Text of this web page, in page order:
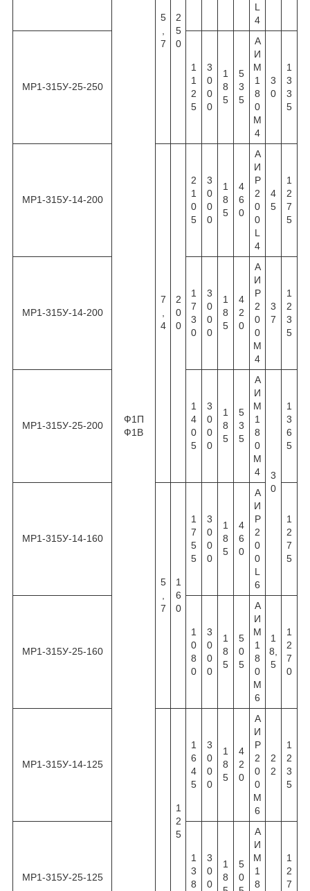
Ф1П
Ф1В
5
7
2
5
0
L
4
МР1-315У-25-250
1
1
2
5
3
0
0
0
1
8
5
5
3
5
А
И
М
1
8
0
М
4
3
0
1
3
3
5
МР1-315У-14-200
7
4
2
0
0
2
1
0
5
3
0
0
0
1
8
5
4
6
0
А
И
Р
2
0
0
L
4
4
5
1
2
7
5
МР1-315У-14-200
1
7
3
0
3
0
0
0
1
8
5
4
2
0
А
И
Р
2
0
0
М
4
3
7
1
2
3
5
МР1-315У-25-200
1
4
0
5
3
0
0
0
1
8
5
5
3
5
А
И
М
1
8
0
М
4
3
0
1
3
6
5
МР1-315У-14-160
5
7
1
6
0
1
7
5
5
3
0
0
0
1
8
5
4
6
0
А
И
Р
2
0
0
L
6
1
2
7
5
МР1-315У-25-160
1
0
8
0
3
0
0
0
1
8
5
5
0
5
А
И
М
1
8
0
М
6
1
8,
5
1
2
7
0
МР1-315У-14-125
1
2
5
1
6
4
5
3
0
0
0
1
8
5
4
2
0
А
И
Р
2
0
0
М
6
2
2
1
2
3
5
МР1-315У-25-125
1
3
8
3
0
0
1
8
5
0
А
И
М
1
8
1
2
7